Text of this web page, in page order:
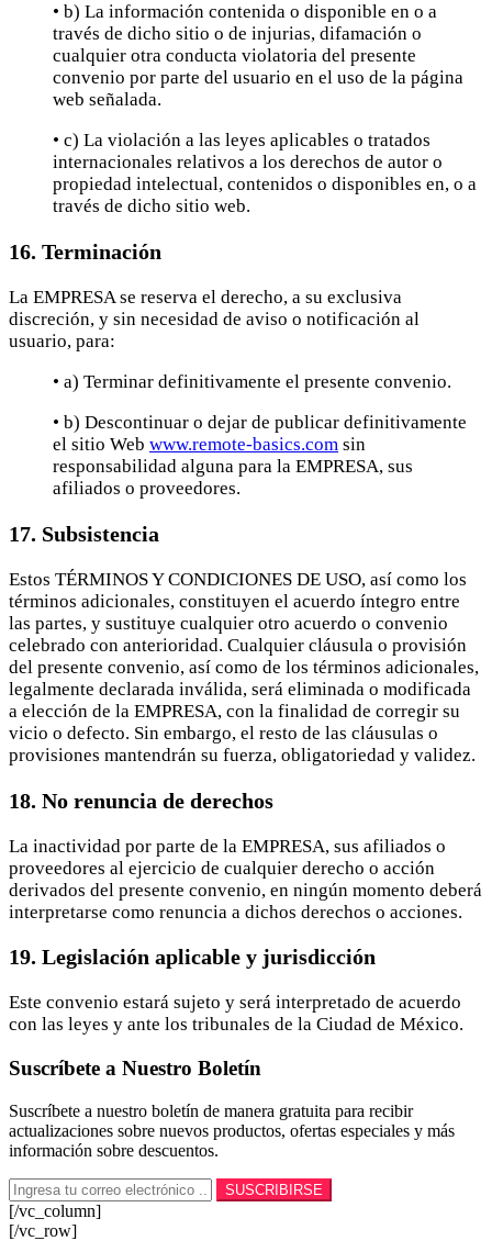
• b) La información contenida o disponible en o a
través de dicho sitio o de injurias, difamación o
cualquier otra conducta violatoria del presente
convenio por parte del usuario en el uso de la página
web señalada.
• c) La violación a las leyes aplicables o tratados
internacionales relativos a los derechos de autor o
propiedad intelectual, contenidos o disponibles en, o a
través de dicho sitio web.
16. Terminación
La EMPRESA se reserva el derecho, a su exclusiva
discreción, y sin necesidad de aviso o notificación al
usuario, para:
• a) Terminar definitivamente el presente convenio.
• b) Descontinuar o dejar de publicar definitivamente
el sitio Web www.remote-basics.com sin
responsabilidad alguna para la EMPRESA, sus
afiliados o proveedores.
17. Subsistencia
Estos TÉRMINOS Y CONDICIONES DE USO, así como los
términos adicionales, constituyen el acuerdo íntegro entre
las partes, y sustituye cualquier otro acuerdo o convenio
celebrado con anterioridad. Cualquier cláusula o provisión
del presente convenio, así como de los términos adicionales,
legalmente declarada inválida, será eliminada o modificada
a elección de la EMPRESA, con la finalidad de corregir su
vicio o defecto. Sin embargo, el resto de las cláusulas o
provisiones mantendrán su fuerza, obligatoriedad y validez.
18. No renuncia de derechos
La inactividad por parte de la EMPRESA, sus afiliados o
proveedores al ejercicio de cualquier derecho o acción
derivados del presente convenio, en ningún momento deberá
interpretarse como renuncia a dichos derechos o acciones.
19. Legislación aplicable y jurisdicción
Este convenio estará sujeto y será interpretado de acuerdo
con las leyes y ante los tribunales de la Ciudad de México.
Suscríbete a Nuestro Boletín
Suscríbete a nuestro boletín de manera gratuita para recibir
actualizaciones sobre nuevos productos, ofertas especiales y más
información sobre descuentos.
[/vc_column]
[/vc_row]